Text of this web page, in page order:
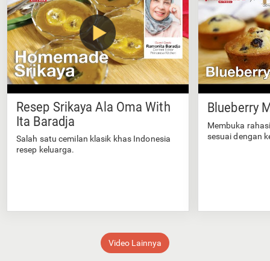
Resep Srikaya Ala Oma With
Ita Baradja
Salah satu cemilan klasik khas Indonesia
resep keluarga.
Blueberry
Membuka
sesuai dengan
Video Lainnya